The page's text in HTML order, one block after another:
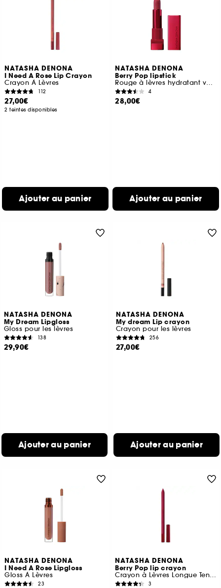
NATASHA DENONA
I Need A Rose Lip Crayon
Crayon À Lèvres
112
27,00€
2 teintes disponibles
Ajouter au panier
NATASHA DENONA
Berry Pop lipstick
Rouge à lèvres hydratant voluptueux et crémeux
4
28,00€
Ajouter au panier
NATASHA DENONA
My Dream Lipgloss
Gloss pour les lèvres
138
29,90€
Ajouter au panier
NATASHA DENONA
My dream Lip crayon
Crayon pour les lèvres
256
27,00€
Ajouter au panier
NATASHA DENONA
I Need A Rose Lipgloss
Gloss À Lèvres
23
NATASHA DENONA
Berry Pop lip crayon
Crayon à Lèvres Longue Tenue
3